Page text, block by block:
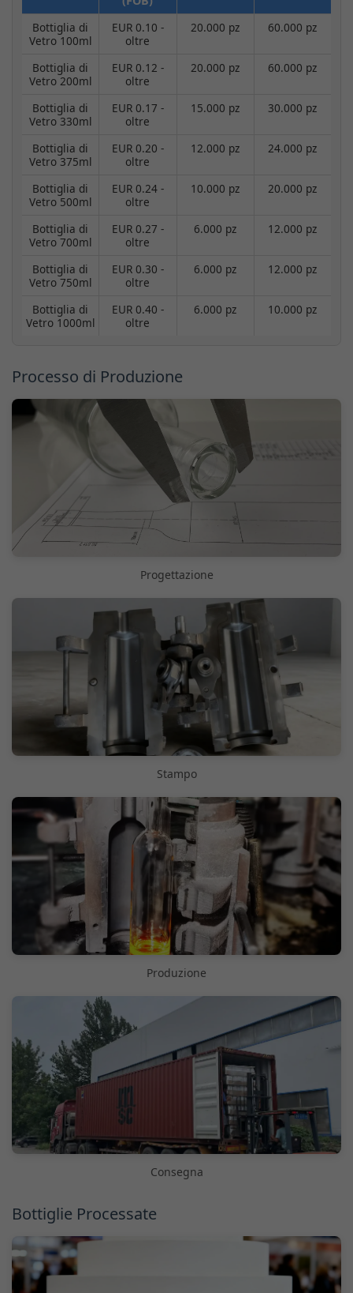
Bottiglia di
Vetro 100ml
EUR 0.10 -
oltre
20.000 pz 60.000 pz
Bottiglia di
Vetro 200ml
EUR 0.12 -
oltre
20.000 pz 60.000 pz
Bottiglia di
Vetro 330ml
EUR 0.17 -
oltre
15.000 pz 30.000 pz
Bottiglia di
Vetro 375ml
EUR 0.20 -
oltre
12.000 pz 24.000 pz
Bottiglia di
Vetro 500ml
EUR 0.24 -
oltre
10.000 pz 20.000 pz
Bottiglia di
Vetro 700ml
EUR 0.27 -
oltre
6.000 pz 12.000 pz
Bottiglia di
Vetro 750ml
EUR 0.30 -
oltre
6.000 pz 12.000 pz
Bottiglia di
Vetro 1000ml
EUR 0.40 -
oltre
6.000 pz 10.000 pz
Processo di Produzione
Progettazione
Stampo
Produzione
Consegna
Bottiglie Processate